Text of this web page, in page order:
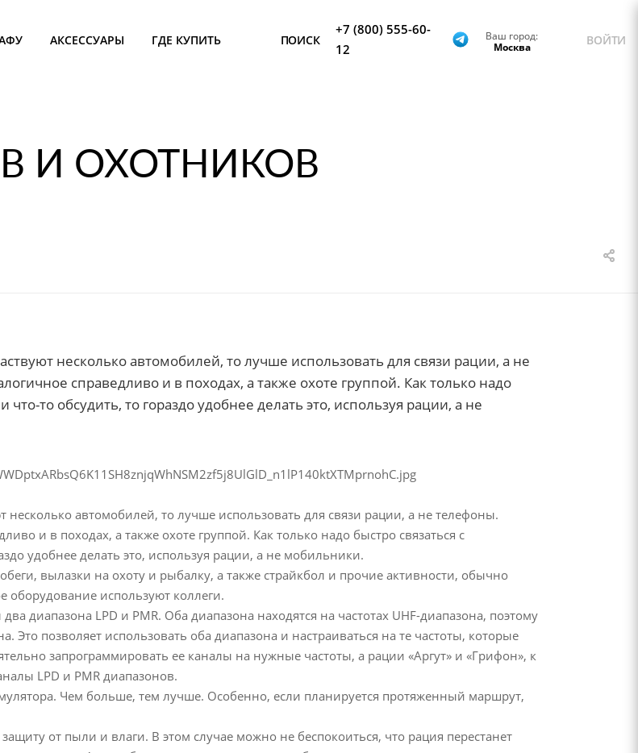
АКСЕССУАРЫ ГДЕ КУПИТЬ ПОИСК
+7 (800) 555-60-
12
Ваш город:
Москва
ВОЙТИ
И ОХОТНИКОВ
несколько автомобилей, то лучше использовать для связи рации, а не
справедливо и в походах, а также охоте группой. Как только надо
то обсудить, то гораздо удобнее делать это, используя рации, а не
несколько автомобилей, то лучше использовать для связи рации, а не телефоны.
и в походах, а также охоте группой. Как только надо быстро связаться с
удобнее делать это, используя рации, а не мобильники.
вылазки на охоту и рыбалку, а также страйкбол и прочие активности, обычно
оборудование используют коллеги.
диапазона LPD и PMR. Оба диапазона находятся на частотах UHF-диапазона, поэтому
Это позволяет использовать оба диапазона и настраиваться на те частоты, которые
запрограммировать ее каналы на нужные частоты, а рации «Аргут» и «Грифон», к
LPD и PMR диапазонов.
Чем больше, тем лучше. Особенно, если планируется протяженный маршрут,
от пыли и влаги. В этом случае можно не беспокоиться, что рация перестанет